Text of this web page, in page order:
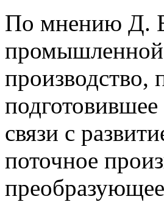
По мнению Д.
промышленной
производство,
связи с
поточное